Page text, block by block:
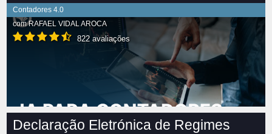
Contadores 4.0
comRAFAEL VIDAL AROCA
822 avaliações
Declaração Eletrónica de Regimes